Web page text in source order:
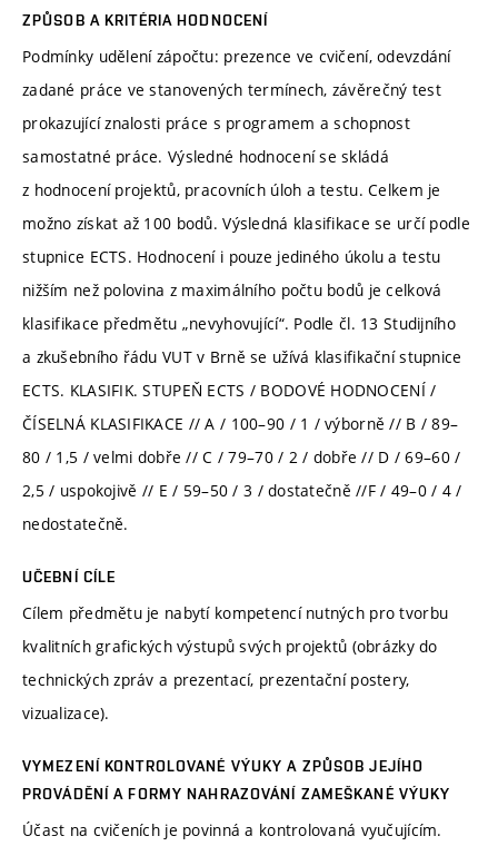
ZPŮSOB A KRITÉRIA HODNOCENÍ
Podmínky udělení zápočtu: prezence ve cvičení, odevzdání
zadané práce ve stanovených termínech, závěrečný test
prokazující znalosti práce s programem a schopnost
samostatné práce. Výsledné hodnocení se skládá
z hodnocení projektů, pracovních úloh a testu. Celkem je
možno získat až 100 bodů. Výsledná klasifikace se určí podle
stupnice ECTS. Hodnocení i pouze jediného úkolu a testu
nižším než polovina z maximálního počtu bodů je celková
klasifikace předmětu „nevyhovující“. Podle čl. 13 Studijního
a zkušebního řádu VUT v Brně se užívá klasifikační stupnice
ECTS. KLASIFIK. STUPEŇ ECTS / BODOVÉ HODNOCENÍ /
ČÍSELNÁ KLASIFIKACE // A / 100–90 / 1 / výborně // B / 89–
80 / 1,5 / velmi dobře // C / 79–70 / 2 / dobře // D / 69–60 /
2,5 / uspokojivě // E / 59–50 / 3 / dostatečně //F / 49–0 / 4 /
nedostatečně.
UČEBNÍ CÍLE
Cílem předmětu je nabytí kompetencí nutných pro tvorbu
kvalitních grafických výstupů svých projektů (obrázky do
technických zpráv a prezentací, prezentační postery,
vizualizace).
VYMEZENÍ KONTROLOVANÉ VÝUKY A ZPŮSOB JEJÍHO
PROVÁDĚNÍ A FORMY NAHRAZOVÁNÍ ZAMEŠKANÉ VÝUKY
Účast na cvičeních je povinná a kontrolovaná vyučujícím.